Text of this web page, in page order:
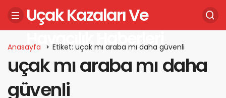
Uçak Kazaları Ve
Havacılık Haberleri
Anasayfa Etiket: uçak mı araba mı daha güvenli
uçak mı araba mı daha
güvenli